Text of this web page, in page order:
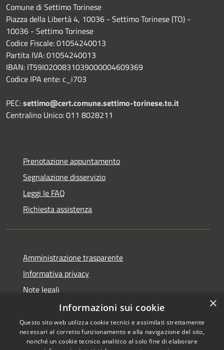
Comune di Settimo Torinese
Piazza della Libertà 4, 10036 - Settimo Torinese (TO) -
10036 - Settimo Torinese
Codice Fiscale: 01054240013
Partita IVA: 01054240013
IBAN: IT59I0200831039000004609369
Codice IPA ente: c_i703
PEC:settimo@cert.comune.settimo-torinese.to.it
Centralino Unico: 011 8028211
Prenotazione appuntamento
Segnalazione disservizio
Leggi le FAQ
Richiesta assistenza
Amministrazione trasparente
Informativa privacy
Note legali
Dichiarazione di accessibilità
×
Informazioni sui cookie
Questo sito web utilizza cookie tecnici e assimilati strettamente
necessari al corretto funzionamento e alla navigazione del sito,
nonché un cookie tecnico analitico al solo fine di elaborare